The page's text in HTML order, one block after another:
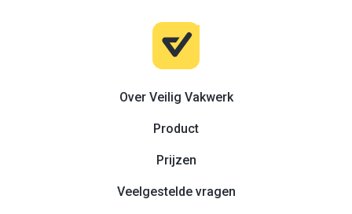
Over Veilig Vakwerk
Product
Prijzen
Veelgestelde vragen